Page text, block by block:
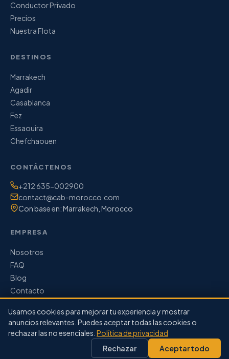
Conductor Privado
Precios
Nuestra Flota
DESTINOS
Marrakech
Agadir
Casablanca
Fez
Essaouira
Chefchaouen
CONTÁCTENOS
Teléfono / WhatsApp:
+212 635-002900
Correo electrónico:
contact@cab-morocco.com
Con base en: Marrakech, Morocco
EMPRESA
Nosotros
FAQ
Blog
Contacto
© 2026 CAB Morocco. Todos los derechos reservados.
Política de Privacidad
Usamos cookies para mejorar tu experiencia y mostrar
anuncios relevantes. Puedes aceptar todas las cookies o
rechazar las no esenciales. Política de privacidad
Rechazar
Aceptar todo